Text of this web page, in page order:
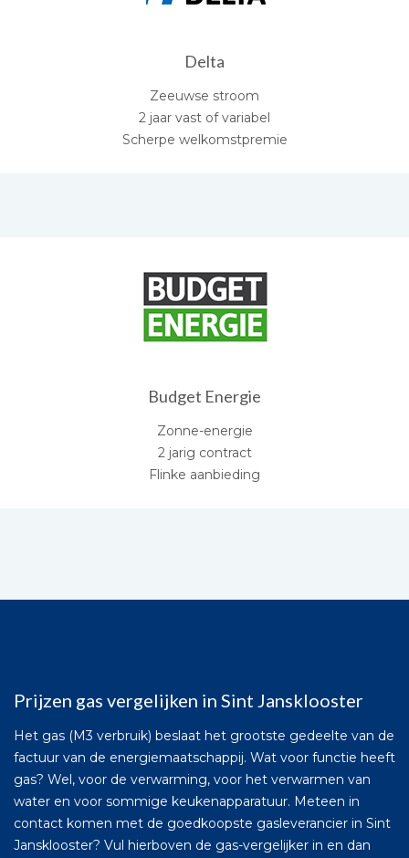
Delta
Zeeuwse stroom
2 jaar vast of variabel
Scherpe welkomstpremie
Budget Energie
Zonne-energie
2 jarig contract
Flinke aanbieding
Prijzen gas vergelijken in Sint Jansklooster
Het gas (M3 verbruik) beslaat het grootste gedeelte van de
factuur van de energiemaatschappij. Wat voor functie heeft
gas? Wel, voor de verwarming, voor het verwarmen van
water en voor sommige keukenapparatuur. Meteen in
contact komen met de goedkoopste gasleverancier in Sint
Jansklooster? Vul hierboven de gas-vergelijker in en dan